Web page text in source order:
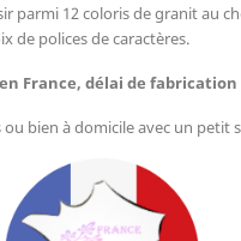
parmi 12 coloris de granit au
de polices de caractères.
France, délai de fabrication
bien à domicile avec un petit